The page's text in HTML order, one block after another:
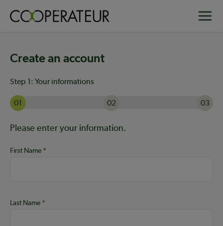
Create an account
Step 1: Your informations
01 02
03
Help:
Please enter your information.
First Name
Last Name